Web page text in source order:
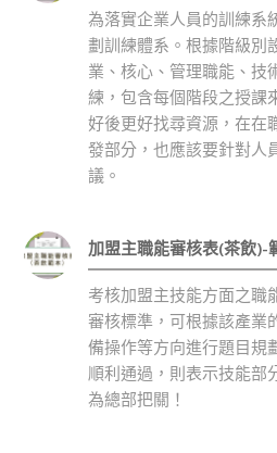
為落實企業人員的訓練系
劃訓練體系。根據階級別
業、核心、管理職能、技
練，包含每個階段之授課
好後更好找尋資源，在在
發部分，也應該要針對人
議。
加盟主職能審核表(茶飲)-
考核加盟主技能方面之職
審核標準，可根據該產業
備操作等方向進行題目規
順利通過，則表示技能部
為總部把關！